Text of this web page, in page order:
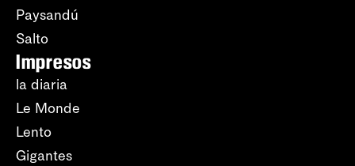
Paysandú
Salto
Impresos
la diaria
Le Monde
Lento
Gigantes